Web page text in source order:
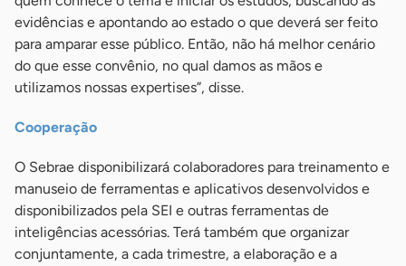
evidências e apontando ao estado o que deverá ser feito
para amparar esse público. Então, não há melhor cenário
do que esse convênio, no qual damos as mãos e
utilizamos nossas expertises”, disse.
Cooperação
O Sebrae disponibilizará colaboradores para treinamento e
manuseio de ferramentas e aplicativos desenvolvidos e
disponibilizados pela SEI e outras ferramentas de
inteligências acessórias. Terá também que organizar
conjuntamente, a cada trimestre, a elaboração e a